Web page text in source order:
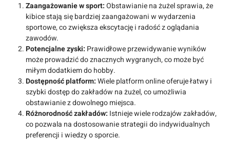
Zaangażowanie w sport:Obstawianie na żużel sprawia, że
kibice stają się bardziej zaangażowani w wydarzenia
sportowe, co zwiększa ekscytację i radość z oglądania
zawodów.
Potencjalne zyski: Prawidłowe przewidywanie wyników
może prowadzić do znacznych wygranych, co może być
miłym dodatkiem do hobby.
Dostępność platform:Wiele platform online oferuje łatwy i
szybki dostęp do zakładów na żużel, co umożliwia
obstawianie z dowolnego miejsca.
Różnorodność zakładów: Istnieje wiele rodzajów zakładów,
co pozwala na dostosowanie strategii do indywidualnych
preferencji i wiedzy o sporcie.